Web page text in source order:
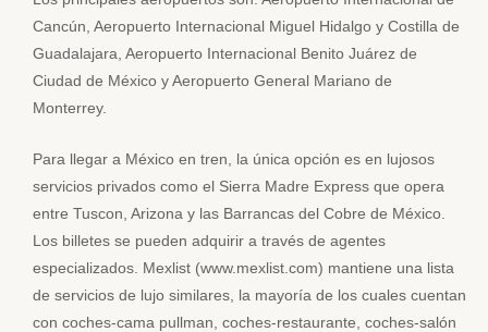
Cancún, Aeropuerto Internacional Miguel Hidalgo y Costilla de
Guadalajara, Aeropuerto Internacional Benito Juárez de
Ciudad de México y Aeropuerto General Mariano de
Monterrey.
Para llegar a México en tren, la única opción es en lujosos
servicios privados como el Sierra Madre Express que opera
entre Tuscon, Arizona y las Barrancas del Cobre de México.
Los billetes se pueden adquirir a través de agentes
especializados. Mexlist (www.mexlist.com) mantiene una lista
de servicios de lujo similares, la mayoría de los cuales cuentan
con coches-cama pullman, coches-restaurante, coches-salón